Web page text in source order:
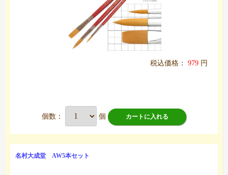
税込価格： 979 円
個数： 個 カートに入れる
名村大成堂 AW5本セット